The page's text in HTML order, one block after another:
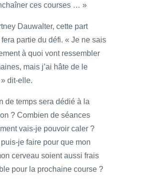
ces courses … »
Dauwalter, cette part
fera partie du défi. « Je ne sais
à quoi vont ressembler
mais j’ai hâte de le
dit-elle.
de temps sera dédié à la
? Combien de séances
vais-je pouvoir caler ?
je faire pour que mon
cerveau soient aussi frais
pour la prochaine course ?